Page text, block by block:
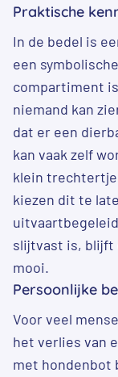
Praktische
In de bedel is
een
compartiment
niemand kan
dat er een
kan vaak zelf
klein trechtertje
kiezen dit te
slijtvast is, blijft
mooi.
Persoonlijke
Voor veel
het verlies van
met hondenbot